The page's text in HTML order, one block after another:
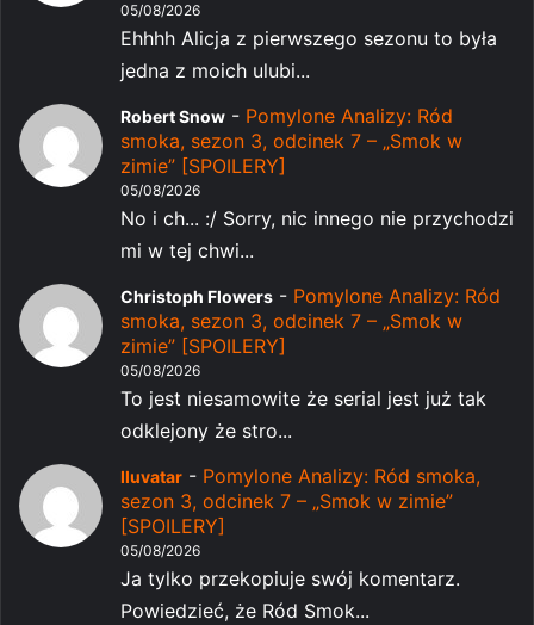
05/08/2026
Ehhhh Alicja z pierwszego sezonu to była
jedna z moich ulubi...
Robert Snow - Pomylone Analizy: Ród
smoka, sezon 3, odcinek 7 – „Smok w
zimie” [SPOILERY]
05/08/2026
No i ch... :/ Sorry, nic innego nie przychodzi
mi w tej chwi...
Christoph Flowers - Pomylone Analizy: Ród
smoka, sezon 3, odcinek 7 – „Smok w
zimie” [SPOILERY]
05/08/2026
To jest niesamowite że serial jest już tak
odklejony że stro...
Iluvatar - Pomylone Analizy: Ród smoka,
sezon 3, odcinek 7 – „Smok w zimie”
[SPOILERY]
05/08/2026
Ja tylko przekopiuje swój komentarz.
Powiedzieć, że Ród Smok...